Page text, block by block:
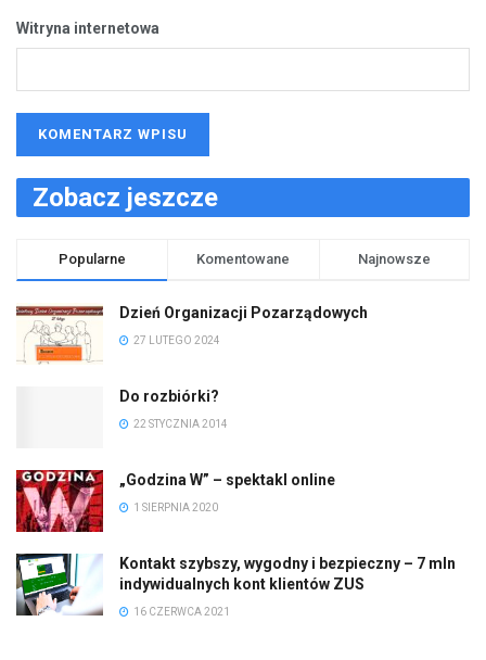
Witryna internetowa
Zobacz jeszcze
Popularne Komentowane Najnowsze
Dzień Organizacji Pozarządowych
27 LUTEGO 2024
Do rozbiórki?
22 STYCZNIA 2014
„Godzina W” – spektakl online
1 SIERPNIA 2020
Kontakt szybszy, wygodny i bezpieczny – 7 mln
indywidualnych kont klientów ZUS
16 CZERWCA 2021